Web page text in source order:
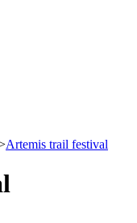
Artemis trail festival